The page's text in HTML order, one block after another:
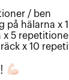
/ ben
på hälarna x
x 5
x 10